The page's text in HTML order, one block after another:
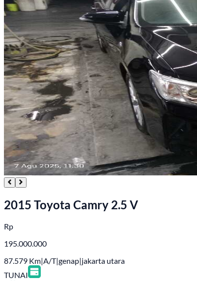
2015 Toyota Camry 2.5 V
Rp
195.000.000
87.579 Km|A/T|genap|jakarta utara
TUNAI